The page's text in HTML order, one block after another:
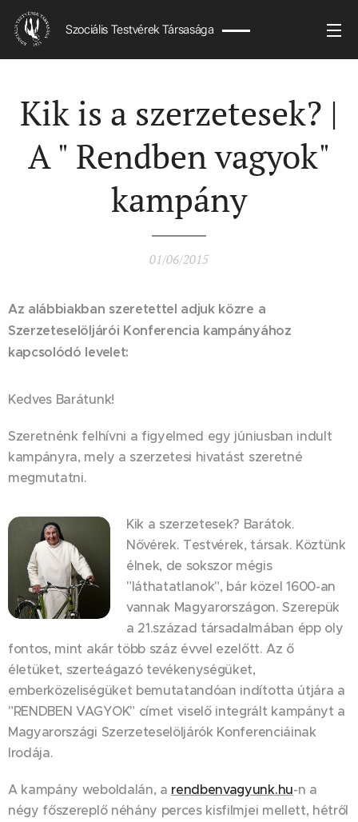
Szociális Testvérek Társasága
Kik is a szerzetesek? |
A " Rendben vagyok"
kampány
01/06/2015
Az alábbiakban szeretettel adjuk közre a
Szerzeteselöljárói Konferencia kampányához
kapcsolódó levelet:
Kedves Barátunk!
Szeretnénk felhívni a figyelmed egy júniusban indult
kampányra, mely a szerzetesi hivatást szeretné
megmutatni.
Kik a szerzetesek? Barátok.
Nővérek. Testvérek, társak. Köztünk
élnek, de sokszor mégis
"láthatatlanok", bár közel 1600-an
vannak Magyarországon. Szerepük
a 21.század társadalmában épp oly
fontos, mint akár több száz évvel ezelőtt. Az ő
életüket, szerteágazó tevékenységüket,
emberközeliségüket bemutatandóan indította útjára a
"RENDBEN VAGYOK" címet viselő integrált kampányt a
Magyarországi Szerzeteselöljárók Konferenciáinak
Irodája.
A kampány weboldalán, a rendbenvagyunk.hu-n a
négy főszereplő néhány perces kisfilmjei mellett, hétről